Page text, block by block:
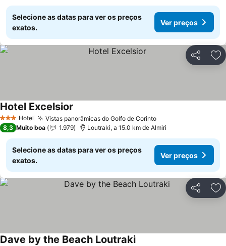
Selecione as datas para ver os preços
exatos.
Ver preços
Partilhar
3 EstrelasHotel Vistas panorâmicas do Golfo de Corinto
Hotel Excelsior
8,3 Muito boa 1.979 Loutraki, a 15.0 km de Almiri
Selecione as datas para ver os preços
exatos.
Ver preços
Partilhar
Dave by the Beach Loutraki